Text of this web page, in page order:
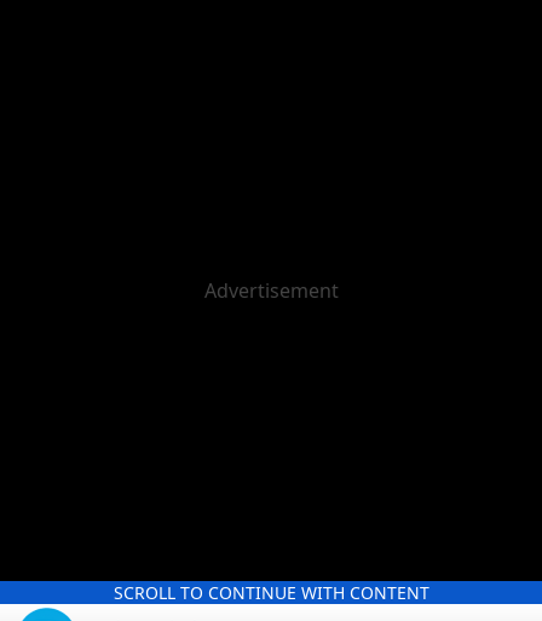
SCROLL TO CONTINUE WITH CONTENT